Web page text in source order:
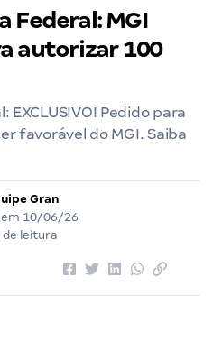
Federal: MGI
autorizar 100
EXCLUSIVO! Pedido para
favorável do MGI. Saiba
Gran
10/06/26
de leitura